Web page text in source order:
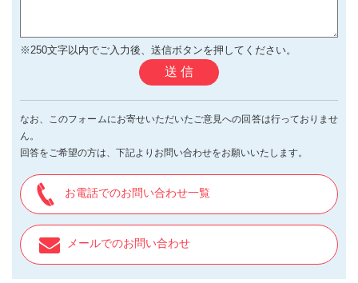
※250文字以内でご入力後、送信ボタンを押してください。
送 信
なお、このフォームにお寄せいただいたご意見への回答は行っておりませ
ん。
回答をご希望の方は、下記よりお問い合わせをお願いいたします。
お電話でのお問い合わせ一覧
メールでのお問い合わせ